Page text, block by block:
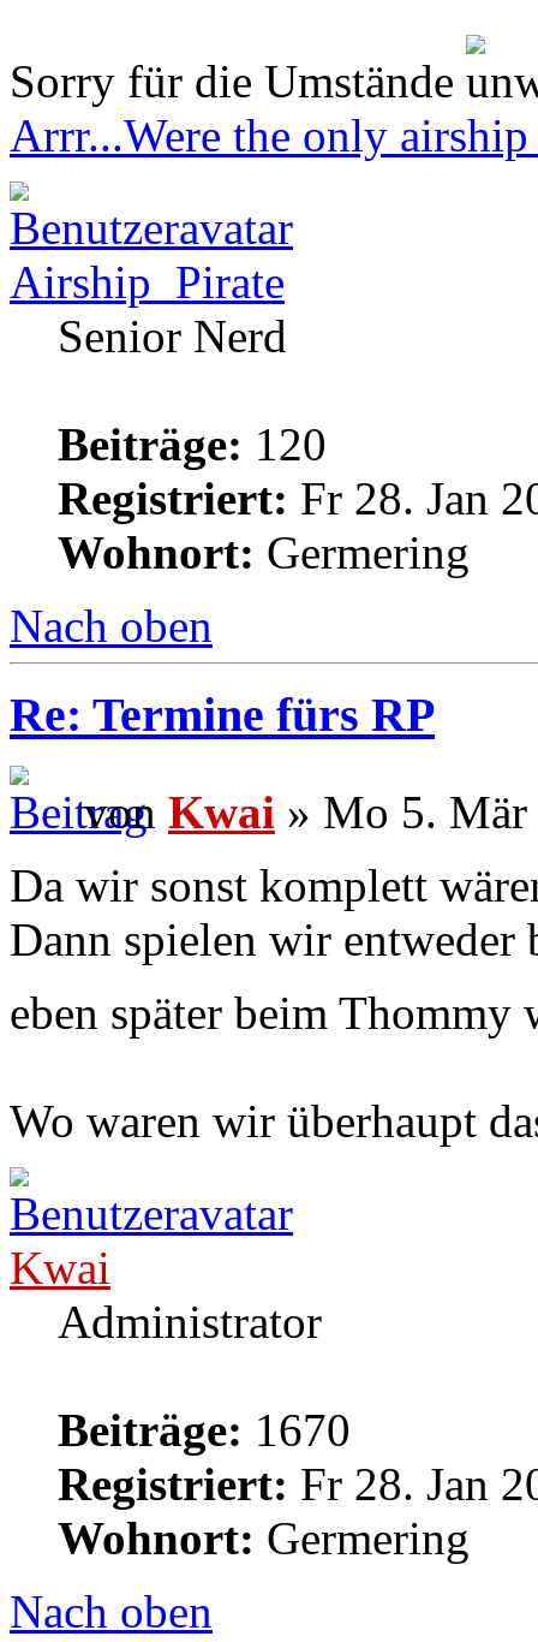
Sorry für die Umstände
Arrr...Were the only airship
Airship_Pirate
Senior Nerd
Beiträge: 120
Registriert: Fr 28. Jan
Wohnort: Germering
Nach oben
Re: Termine fürs RP
von Kwai » Mo 5.
Da wir sonst komplett
Dann spielen wir
eben später beim
Wo waren wir überhaupt
Kwai
Administrator
Beiträge: 1670
Registriert: Fr 28. Jan
Wohnort: Germering
Nach oben